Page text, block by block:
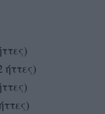
ήττες)